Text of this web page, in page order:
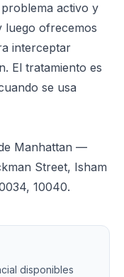
activo y
luego ofrecemos
interceptar
El tratamiento es
se usa
Manhattan —
Street, Isham
10040.
disponibles